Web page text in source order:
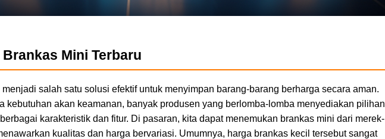
Mini Terbaru
salah satu solusi efektif untuk menyimpan barang-barang berharga secara aman.
kebutuhan akan keamanan, banyak produsen yang berlomba-lomba menyediakan pilihan
karakteristik dan fitur. Di pasaran, kita dapat menemukan brankas mini dari merek-
kualitas dan harga bervariasi. Umumnya, harga brankas kecil tersebut sangat